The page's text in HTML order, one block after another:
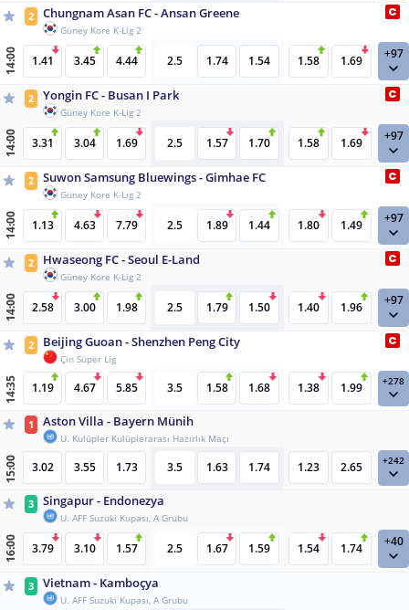
2 Chungnam Asan FC - Ansan Greene
Güney Kore K-Lig 2
14:00 1.41 3.45 4.44 2.5 1.74 1.54 1.58 1.69 +97
2 Yongin FC - Busan I Park
Güney Kore K-Lig 2
14:00 3.31 3.04 1.69 2.5 1.57 1.70 1.58 1.69 +97
2 Suwon Samsung Bluewings - Gimhae FC
Güney Kore K-Lig 2
14:00 1.13 4.63 7.79 2.5 1.89 1.44 1.80 1.49 +97
2 Hwaseong FC - Seoul E-Land
Güney Kore K-Lig 2
14:00 2.58 3.00 1.98 2.5 1.79 1.50 1.40 1.96 +97
2 Beijing Guoan - Shenzhen Peng City
Çin Süper Lig
14:35 1.19 4.67 5.85 3.5 1.58 1.68 1.38 1.99 +278
1 Aston Villa - Bayern Münih
U. Kulüpler Kulüplerarası Hazırlık Maçı
15:00 3.02 3.55 1.73 3.5 1.63 1.74 1.23 2.65 +242
3 Singapur - Endonezya
U. AFF Suzuki Kupası, A Grubu
16:00 3.79 3.10 1.57 2.5 1.67 1.59 1.54 1.74 +40
3 Vietnam - Kamboçya
U. AFF Suzuki Kupası, A Grubu